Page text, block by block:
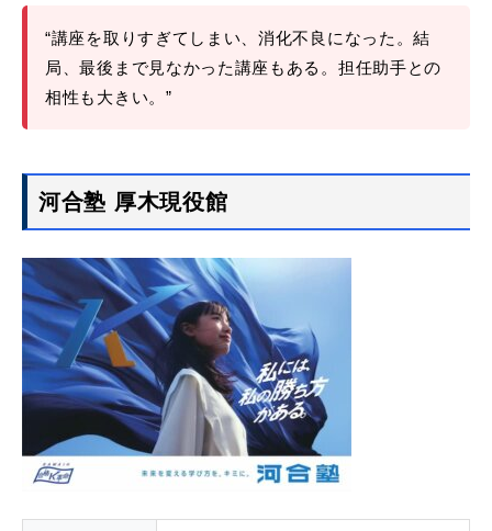
“講座を取りすぎてしまい、消化不良になった。結
局、最後まで見なかった講座もある。担任助手との
相性も大きい。”
河合塾 厚木現役館